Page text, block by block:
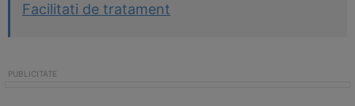
Facilitati de tratament